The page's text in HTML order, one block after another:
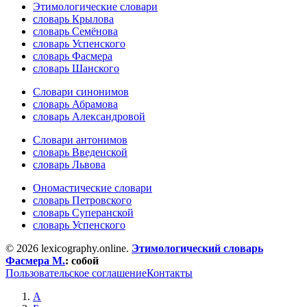
Этимологические словари
словарь Крылова
словарь Семёнова
словарь Успенского
словарь Фасмера
словарь Шанского
Словари синонимов
словарь Абрамова
словарь Александровой
Словари антонимов
словарь Введенской
словарь Львова
Ономастические словари
словарь Петровского
словарь Суперанской
словарь Успенского
© 2026 lexicography.online. Этимологический словарь
Фасмера М.: собой
Пользовательское соглашениеКонтакты
А